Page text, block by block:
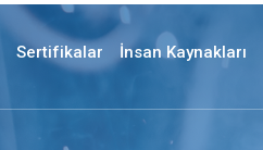
Sertifikalar İnsan Kaynakları